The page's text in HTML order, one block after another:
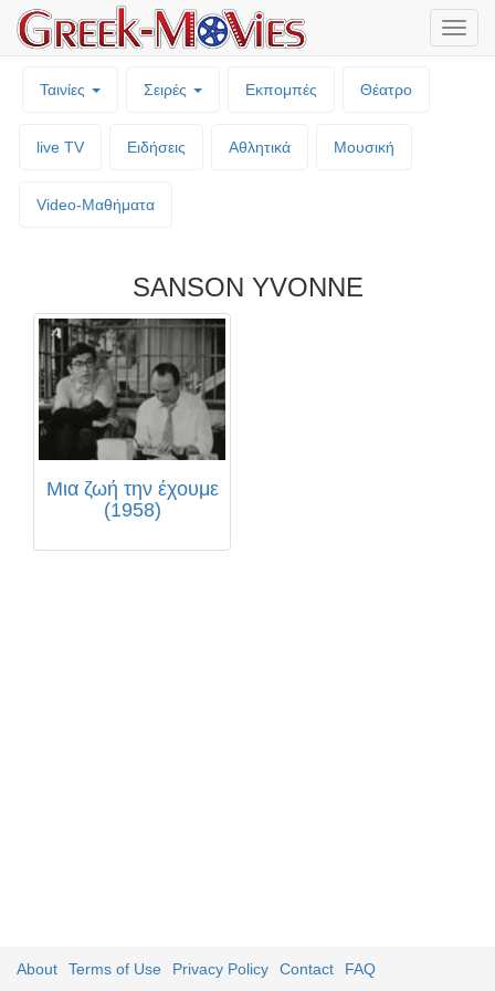
Ταινίες Σειρές Εκπομπές Θέατρο
live TV Ειδήσεις Αθλητικά Μουσική
Video-Mαθήματα
SANSON YVONNE
Μια ζωή την έχουμε
(1958)
About Terms of Use Privacy Policy Contact FAQ